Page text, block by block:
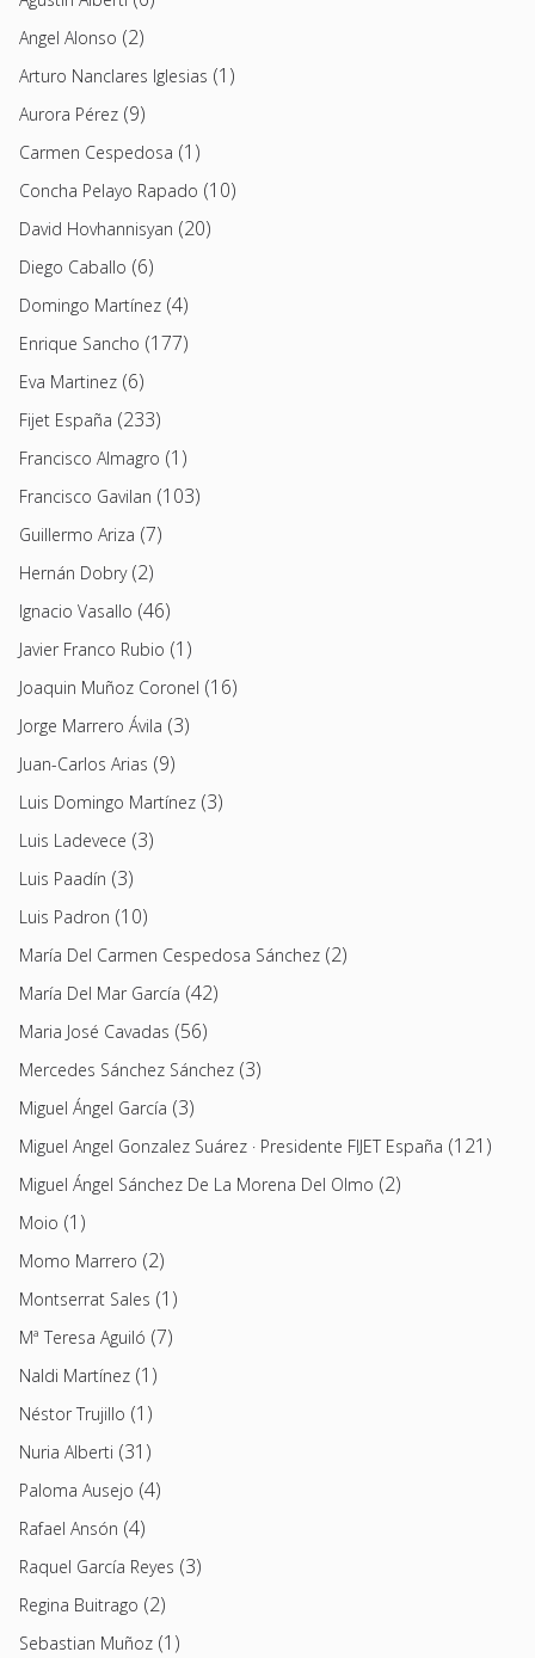
Angel Alonso (2)
Arturo Nanclares Iglesias (1)
Aurora Pérez (9)
Carmen Cespedosa (1)
Concha Pelayo Rapado (10)
David Hovhannisyan (20)
Diego Caballo (6)
Domingo Martínez (4)
Enrique Sancho (177)
Eva Martinez (6)
Fijet España (233)
Francisco Almagro (1)
Francisco Gavilan (103)
Guillermo Ariza (7)
Hernán Dobry(2)
Ignacio Vasallo (46)
Javier Franco Rubio (1)
Joaquin Muñoz Coronel (16)
Jorge Marrero Ávila (3)
Juan-Carlos Arias (9)
Luis Domingo Martínez (3)
Luis Ladevece (3)
Luis Paadín (3)
Luis Padron (10)
María Del Carmen Cespedosa Sánchez (2)
María Del Mar García (42)
Maria José Cavadas (56)
Mercedes Sánchez Sánchez (3)
Miguel Ángel García (3)
Miguel Angel Gonzalez Suárez · Presidente FIJET España (121)
Miguel Ángel Sánchez De La Morena Del Olmo (2)
Moio (1)
Momo Marrero (2)
Montserrat Sales (1)
Mª Teresa Aguiló (7)
Naldi Martínez (1)
Néstor Trujillo (1)
Nuria Alberti (31)
Paloma Ausejo (4)
Rafael Ansón (4)
Raquel García Reyes (3)
Regina Buitrago (2)
Sebastian Muñoz (1)